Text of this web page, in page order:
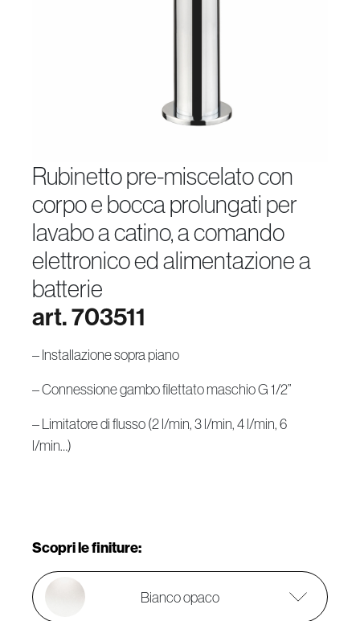
rubinetto pre-miscelato con
corpo e bocca prolungati per
lavabo a catino, a comando
elettronico ed alimentazione a
batterie
art. 703511
– Installazione sopra piano
– Connessione gambo filettato maschio G 1/2”
– Limitatore di flusso (2 l/min, 3 l/min, 4 l/min, 6
l/min…)
Scopri le finiture:
Bianco opaco